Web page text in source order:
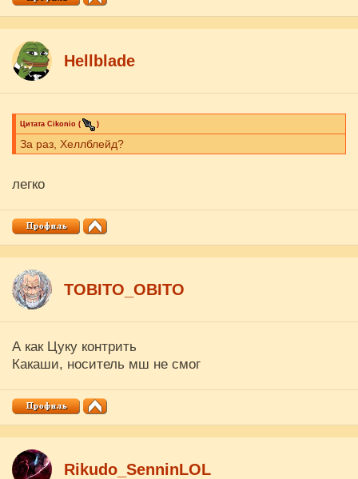
Hellblade
Цитата Cikоnio ( )
За раз, Хеллблейд?
легко
ТОBITO_OBITO
А как Цуку контрить
Какаши, носитель мш не смог
Rikudo_SenninLOL